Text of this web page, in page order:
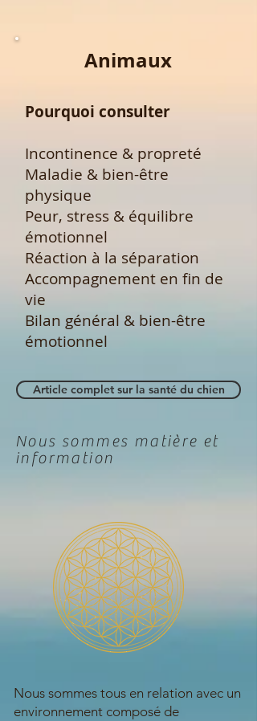
Animaux
Pourquoi consulter
Incontinence & propreté
Maladie & bien-être
physique
Peur, stress & équilibre
émotionnel
Réaction à la séparation
Accompagnement en fin de
vie
Bilan général & bien-être
émotionnel
Article complet sur la santé du chien
Nous sommes matière et
information
Nous sommes tous en relation avec un
environnement composé de